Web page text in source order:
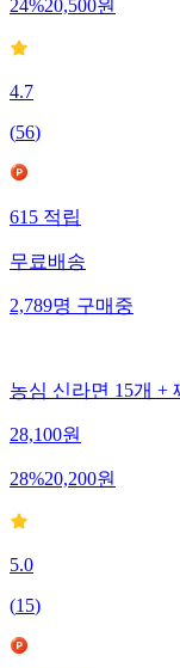
24%20,500원
4.7
(56)
615적립
무료배송
2,789명구매중
농심 신라면 15개 +
28,100원
28%20,200원
5.0
(15)